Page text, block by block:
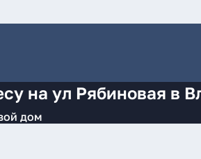
на ул Рябиновая в
дом